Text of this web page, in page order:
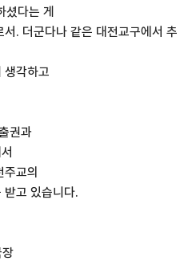
셨다는 게
. 더군다나 같은 대전교구에서 추
생각하고
권과
교의
받고 있습니다.